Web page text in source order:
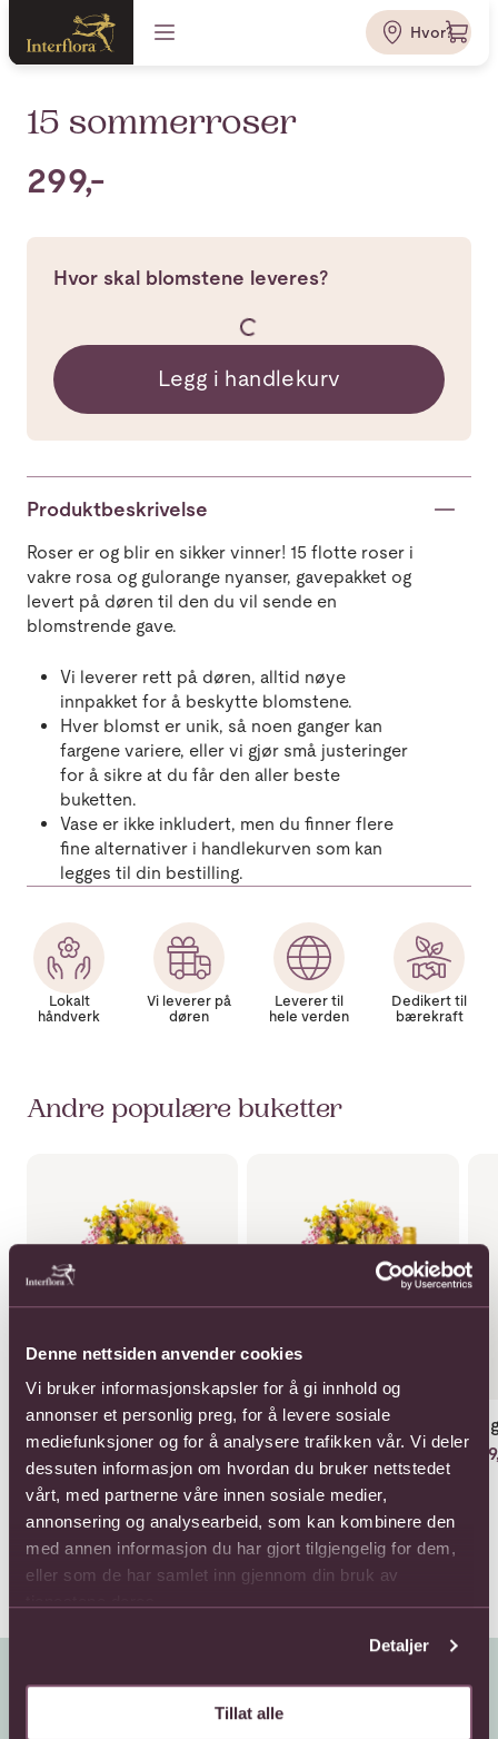
Denne nettsiden anvender cookies
Vi bruker informasjonskapsler for å gi innhold og
annonser et personlig preg, for å levere sosiale
mediefunksjoner og for å analysere trafikken vår. Vi deler
dessuten informasjon om hvordan du bruker nettstedet
vårt, med partnerne våre innen sosiale medier,
annonsering og analysearbeid, som kan kombinere den
med annen informasjon du har gjort tilgjengelig for dem,
eller som de har samlet inn gjennom din bruk av
Detaljer
Tillat alle
Hvor?
15 sommerroser
299,-
Hvor skal blomstene leveres?
Legg i handlekurv
Produktbeskrivelse
Roser er og blir en sikker vinner! 15 flotte roser i
vakre rosa og gulorange nyanser, gavepakket og
levert på døren til den du vil sende en
blomstrende gave.
Vi leverer rett på døren, alltid nøye
innpakket for å beskytte blomstene.
Hver blomst er unik, så noen ganger kan
fargene variere, eller vi gjør små justeringer
for å sikre at du får den aller beste
buketten.
Vase er ikke inkludert, men du finner flere
fine alternativer i handlekurven som kan
legges til din bestilling.
Lokalt
håndverk
Vi leverer på
døren
Leverer til
hele verden
Dedikert til
bærekraft
Andre populære buketter
Klassisk sommer
Fra 479,-
Klassisk sommer med
Cider
628,-